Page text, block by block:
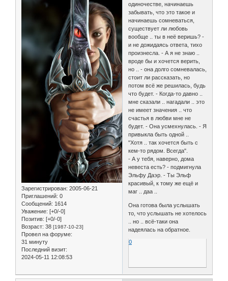
Зарегистрирован: 2005-06-21
Приглашений: 0
Сообщений: 1614
Уважение: [+0/-0]
Позитив: [+0/-0]
Возраст: 38 [1987-10-23]
Провел на форуме:
31 минуту
Последний визит:
2024-05-11 12:08:53
одиночестве, начинаешь
забывать, что это такое и
начинаешь сомневаться,
существует ли любовь
вообще .. ты в неё веришь? -
и не дожидаясь ответа, тихо
произнесла. - А я не знаю ..
вроде бы и хочется верить,
но .. - она долго сомневалась,
стоит ли рассказать, но
потом всё же решилась, будь
что будет. - Когда-то давно ..
мне сказали .. нагадали .. это
не имеет значения .. что
счастья в любви мне не
будет. - Она усмехнулась. - Я
привыкла быть одной ..
"Хотя .. так хочется быть с
кем-то рядом. Всегда".
- А у тебя, наверно, дома
невеста есть? - подмигнула
Эльфу Даэр. - Ты Эльф
красивый, к тому же ещё и
маг .. даа ..
Она готова была услышать
то, что услышать не хотелось
.. но .. всё-таки она
надеялась на обратное.
0